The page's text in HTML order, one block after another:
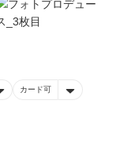
カード可